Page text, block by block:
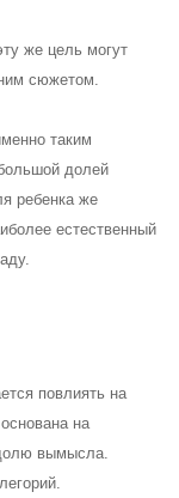
же цель могут
сюжетом.
таким
долей
ребенка же
естественный
повлиять на
на
вымысла.